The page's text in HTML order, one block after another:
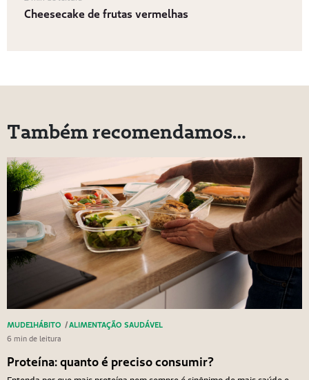
Cheesecake de frutas vermelhas
Também recomendamos…
MUDE1HÁBITO /ALIMENTAÇÃO SAUDÁVEL
6 min de leitura
Proteína: quanto é preciso consumir?